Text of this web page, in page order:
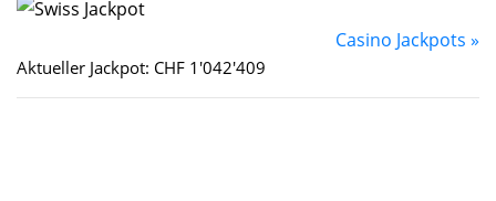
Casino Jackpots »
Aktueller Jackpot: CHF 1'042'409